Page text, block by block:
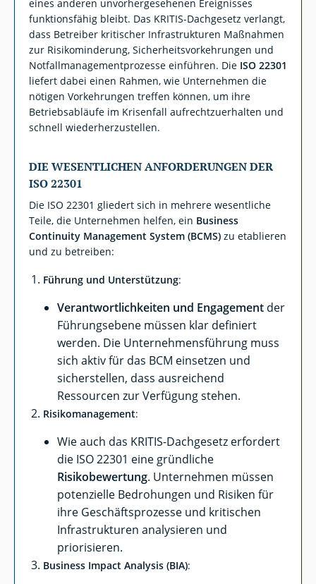
eines anderen unvorhergesehenen Ereignisses
funktionsfähig bleibt. Das KRITIS-Dachgesetz verlangt,
dass Betreiber kritischer Infrastrukturen Maßnahmen
zur Risikominderung, Sicherheitsvorkehrungen und
Notfallmanagementprozesse einführen. Die ISO 22301
liefert dabei einen Rahmen, wie Unternehmen die
nötigen Vorkehrungen treffen können, um ihre
Betriebsabläufe im Krisenfall aufrechtzuerhalten und
schnell wiederherzustellen.
DIE WESENTLICHEN ANFORDERUNGEN DER
ISO 22301
Die ISO 22301 gliedert sich in mehrere wesentliche
Teile, die Unternehmen helfen, ein Business
Continuity Management System (BCMS) zu etablieren
und zu betreiben:
Führung und Unterstützung:
Verantwortlichkeiten und Engagement der
Führungsebene müssen klar definiert
werden. Die Unternehmensführung muss
sich aktiv für das BCM einsetzen und
sicherstellen, dass ausreichend
Ressourcen zur Verfügung stehen.
Risikomanagement:
Wie auch das KRITIS-Dachgesetz erfordert
die ISO 22301 eine gründliche
Risikobewertung. Unternehmen müssen
potenzielle Bedrohungen und Risiken für
ihre Geschäftsprozesse und kritischen
Infrastrukturen analysieren und
priorisieren.
Business Impact Analysis (BIA):